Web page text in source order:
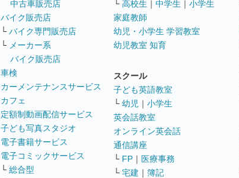
中古車販売店
バイク販売店
└ バイク専門販売店
└ メーカー系
バイク販売店
車検
カーメンテナンスサービス
カフェ
定額制動画配信サービス
子ども写真スタジオ
電子書籍サービス
電子コミックサービス
└ 総合型
└ 高校生 ｜ 中学生 ｜ 小学生
家庭教師
幼児・小学生 学習教室
幼児教室 知育
スクール
子ども英語教室
└ 幼児 ｜ 小学生
英会話教室
オンライン英会話
通信講座
└ FP ｜ 医療事務
└ 宅建 ｜ 簿記